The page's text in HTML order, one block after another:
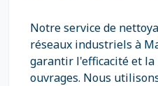
Notre service de
réseaux industriels à
garantir l'efficacité et la
ouvrages. Nous